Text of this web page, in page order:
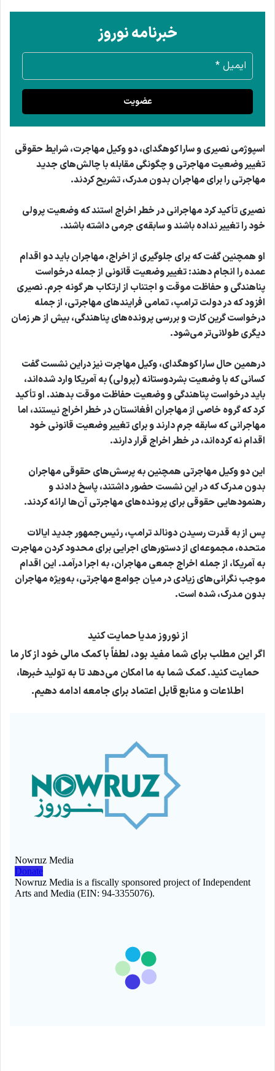
خبرنامه نوروز
عضویت
اسپوژمی نصیری و سارا کوهگدای، دو وکیل مهاجرت، شرایط حقوقی
تغییر وضعیت مهاجرتی و چگونگی مقابله با چالش‌های جدید
مهاجرتی را برای مهاجران بدون مدرک، تشریح کردند.
نصیری تأکید کرد مهاجرانی در خطر اخراج استند که وضعیت پرولی
خود را تغییر نداده باشند و سابقه‌ی جرمی داشته باشند.
او همچنین گفت که برای جلوگیری از اخراج، مهاجران باید دو اقدام
عمده را انجام دهند: تغییر وضعیت قانونی از جمله درخواست
پناهندگی و حفاظت موقت و اجتناب از ارتکاب هر گونه جرم. نصیری
افزود که در دولت ترامپ، تمامی فرایندهای مهاجرتی، از جمله
درخواست گرین کارت و بررسی پرونده‌های پناهندگی، بیش از هر زمان
دیگری طولانی‌تر می‌شود.
درهمین حال سارا کوهگدای، وکیل مهاجرت نیز دراین نشست گفت
کسانی که با وضعیت بشردوستانه (پرولی) به آمریکا وارد شده‌اند،
باید درخواست پناهندگی و وضعیت حفاظت موقت بدهند. او تأکید
کرد که گروه خاصی از مهاجران افغانستان در خطر اخراج نیستند، اما
مهاجرانی که سابقه جرم دارند و برای تغییر وضعیت قانونی خود
اقدام نه کرده‌اند، در خطر اخراج قرار دارند.
این دو وکیل مهاجرتی همچنین به پرسش‌های حقوقی مهاجران
بدون مدرک که در این نشست حضور داشتند، پاسخ دادند و
رهنمودهایی حقوقی برای پرونده‌های مهاجرتی آن‌ها ارائه کردند.
پس از به قدرت رسیدن دونالد ترامپ، رئیس‌جمهور جدید ایالات
متحده، مجموعه‌ای از دستورهای اجرایی برای محدود کردن مهاجرت
به آمریکا، از جمله اخراج جمعی مهاجران، به اجرا درآمد. این اقدام
موجب نگرانی‌های زیادی در میان جوامع مهاجرتی، به‌ویژه مهاجران
بدون مدرک، شده است.
از نوروز مدیا حمایت کنید
اگر این مطلب برای شما مفید بود، لطفاً با کمک مالی خود از کار ما
حمایت کنید. کمک شما به ما امکان می‌دهد تا به تولید خبرها،
اطلاعات و منابع قابل اعتماد برای جامعه ادامه دهیم.